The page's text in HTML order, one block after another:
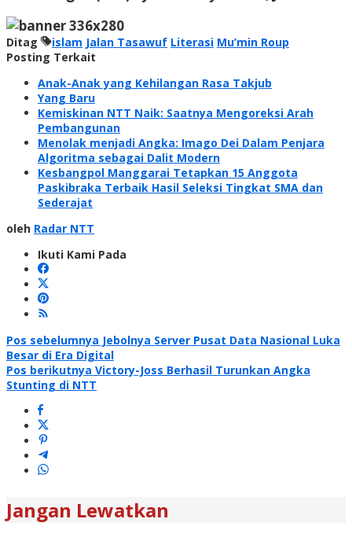
Ditag islam Jalan Tasawuf Literasi Mu’min Roup
Posting Terkait
Anak-Anak yang Kehilangan Rasa Takjub
Yang Baru
Kemiskinan NTT Naik: Saatnya Mengoreksi Arah
Pembangunan
Menolak menjadi Angka: Imago Dei Dalam Penjara
Algoritma sebagai Dalit Modern
Kesbangpol Manggarai Tetapkan 15 Anggota
Paskibraka Terbaik Hasil Seleksi Tingkat SMA dan
Sederajat
oleh Radar NTT
Ikuti Kami Pada
Navigasi
pos
Pos sebelumnya Jebolnya Server Pusat Data Nasional Luka
Besar di Era Digital
Pos berikutnya Victory-Joss Berhasil Turunkan Angka
Stunting di NTT
Jangan Lewatkan